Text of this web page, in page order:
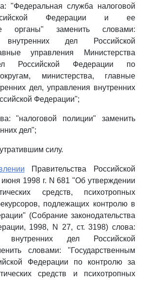
"Федеральная служба налоговой
Федерации и ее
органы" заменить словами:
внутренних дел Российской
управления Министерства
Российской Федерации по
министерства, главные
дел, управления внутренних
Федерации";
"налоговой полиции" заменить
дел";
силу.
Правительства Российской
1998 г. N 681 "Об утверждении
средств, психотропных
подлежащих контролю в
(Собрание законодательства
1998, N 27, ст. 3198) слова:
внутренних дел Российской
словами: "Государственным
Федерации по контролю за
средств и психотропных